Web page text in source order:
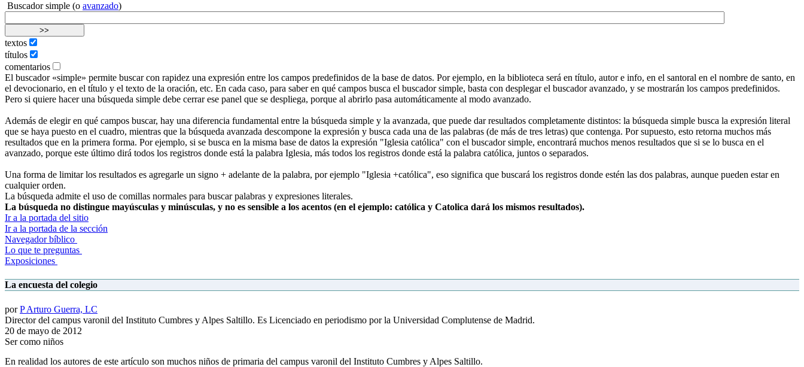
Buscador simple (o avanzado)
textos
títulos
comentarios
El buscador «simple» permite buscar con rapidez una expresión entre los campos predefinidos de la base de datos. Por ejemplo, en la biblioteca será en título, autor e info, en el santoral en el nombre de santo, en
el devocionario, en el título y el texto de la oración, etc. En cada caso, para saber en qué campos busca el buscador simple, basta con desplegar el buscador avanzado, y se mostrarán los campos predefinidos.
Pero si quiere hacer una búsqueda simple debe cerrar ese panel que se despliega, porque al abrirlo pasa automáticamente al modo avanzado.
Además de elegir en qué campos buscar, hay una diferencia fundamental entre la búsqueda simple y la avanzada, que puede dar resultados completamente distintos: la búsqueda simple busca la expresión literal
que se haya puesto en el cuadro, mientras que la búsqueda avanzada descompone la expresión y busca cada una de las palabras (de más de tres letras) que contenga. Por supuesto, esto retorna muchos más
resultados que en la primera forma. Por ejemplo, si se busca en la misma base de datos la expresión "Iglesia católica" con el buscador simple, encontrará muchos menos resultados que si se lo busca en el
avanzado, porque este último dirá todos los registros donde está la palabra Iglesia, más todos los registros donde está la palabra católica, juntos o separados.
Una forma de limitar los resultados es agregarle un signo + adelante de la palabra, por ejemplo "Iglesia +católica", eso significa que buscará los registros donde estén las dos palabras, aunque pueden estar en
cualquier orden.
La búsqueda admite el uso de comillas normales para buscar palabras y expresiones literales.
La búsqueda no distingue mayúsculas y minúsculas, y no es sensible a los acentos (en el ejemplo: católica y Catolica dará los mismos resultados).
Ir a la portada del sitio
Ir a la portada de la sección
Navegador bíblico
Lo que te preguntas
Exposiciones
La encuesta del colegio
porP Arturo Guerra, LC
Director del campus varonil del Instituto Cumbres y Alpes Saltillo. Es Licenciado en periodismo por la Universidad Complutense de Madrid.
20 de mayo de 2012
Ser como niños
En realidad los autores de este artículo son muchos niños de primaria del campus varonil del Instituto Cumbres y Alpes Saltillo.